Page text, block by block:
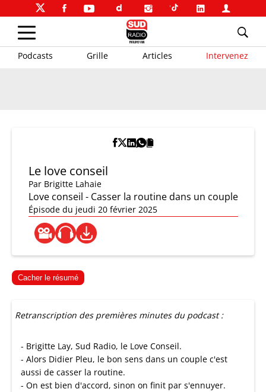
Podcasts Grille Articles Intervenez
Le love conseil
Par Brigitte Lahaie
Love conseil - Casser la routine dans un couple
Épisode du jeudi 20 février 2025
Cacher le résumé
Retranscription des premières minutes du podcast :
- Brigitte Lay, Sud Radio, le Love Conseil.
- Alors Didier Pleu, le bon sens dans un couple c'est
aussi de casser la routine.
- On est bien d'accord, sinon on finit par s'ennuyer.